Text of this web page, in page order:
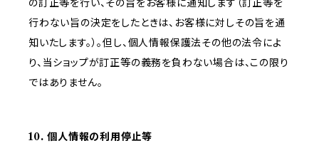
の訂正等を行い、その旨をお客様に通知します（訂正等を
行わない旨の決定をしたときは、お客様に対しその旨を通
知いたします。）。但し、個人情報保護法その他の法令によ
り、当ショップが訂正等の義務を負わない場合は、この限り
ではありません。
10. 個人情報の利用停止等